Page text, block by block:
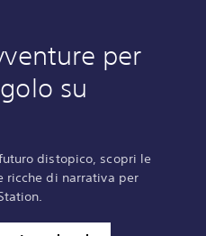
per
su
distopico, scopri le
ricche di narrativa per